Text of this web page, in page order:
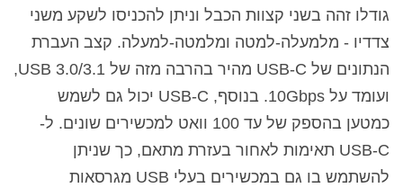
גודלו זהה בשני קצוות הכבל וניתן להכניסו לשקע משני
צדדיו - מלמעלה-למטה ומלמטה-למעלה. קצב העברת
הנתונים של USB-C מהיר בהרבה מזה של USB 3.0/3.1,
ועומד על 10Gbps. בנוסף, USB-C יכול גם לשמש
כמטען בהספק של עד 100 וואט למכשירים שונים. ל-
USB-C תאימות לאחור בעזרת מתאם, כך שניתן
להשתמש בו גם במכשירים בעלי USB מגרסאות